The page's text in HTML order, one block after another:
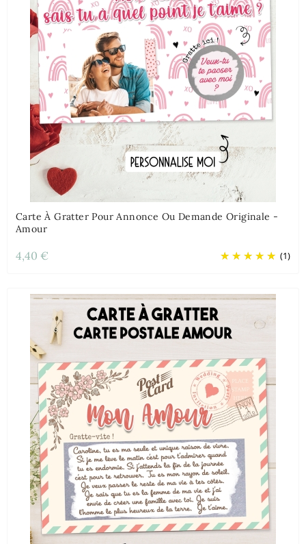
Carte À Gratter Pour Annonce Ou Demande Originale -
Amour
(1)
4,40 €